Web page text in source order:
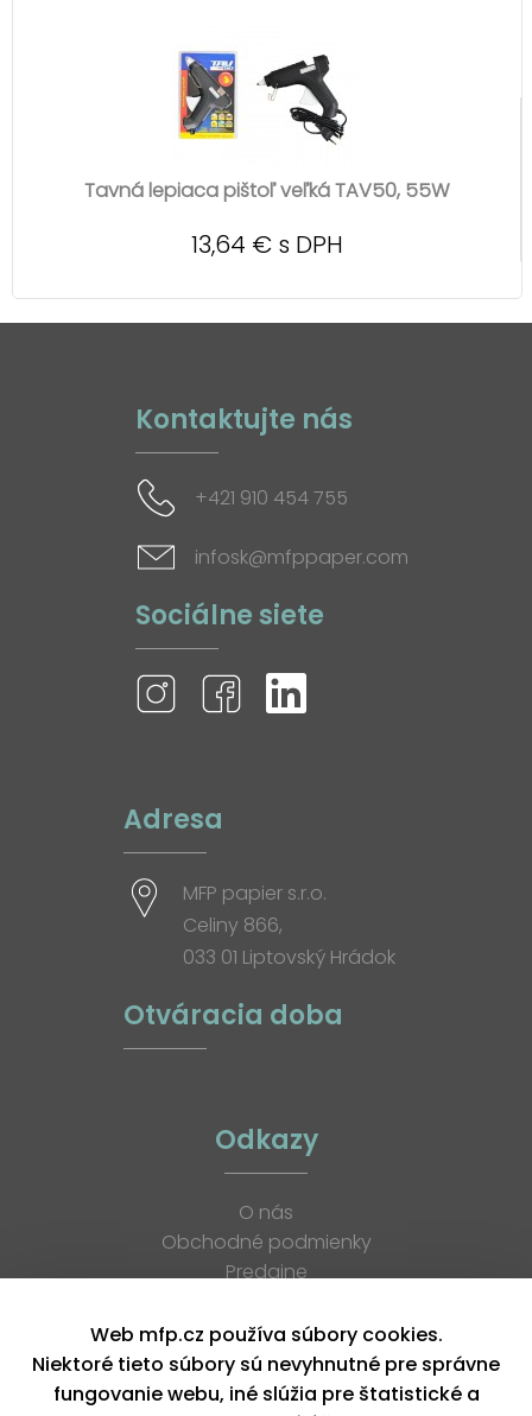
Tavná lepiaca pištoľ veľká TAV50, 55W
13,64 € s DPH
Kontaktujte nás
+421 910 454 755
infosk@mfppaper.com
Sociálne siete
Adresa
MFP papier s.r.o.
Celiny 866,
033 01 Liptovský Hrádok
Otváracia doba
Odkazy
O nás
Obchodné podmienky
Predajne
K stiahnutiu
Blog
Kontakt
Web mfp.cz používa súbory cookies.
Niektoré tieto súbory sú nevyhnutné pre správne
fungovanie webu, iné slúžia pre štatistické a